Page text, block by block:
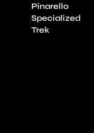
Pinarello
Specialized
Trek